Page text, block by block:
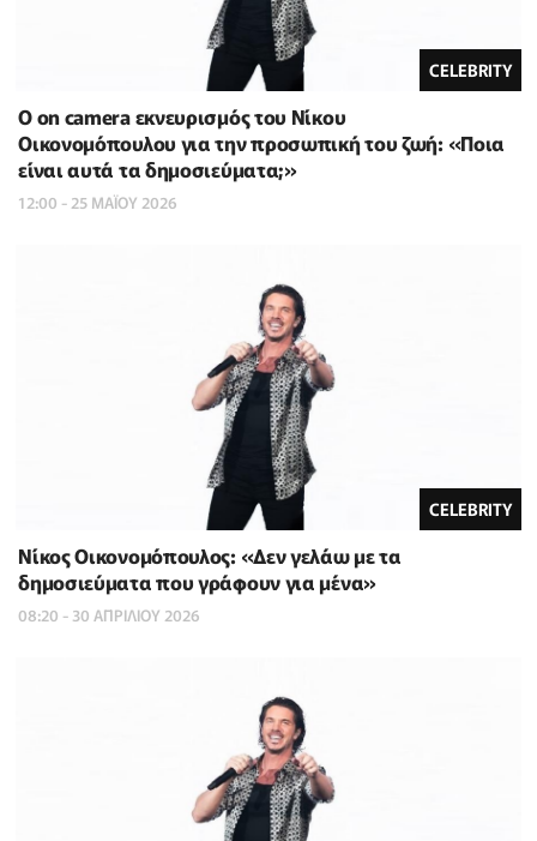
CELEBRITY
Ο on camera εκνευρισμός του Νίκου
Οικονομόπουλου για την προσωπική του ζωή: «Ποια
είναι αυτά τα δημοσιεύματα;»
12:00 - 25 ΜΑΪ́ΟΥ 2026
CELEBRITY
Νίκος Οικονομόπουλος: «Δεν γελάω με τα
δημοσιεύματα που γράφουν για μένα»
08:20 - 30 ΑΠΡΙΛΙΟΥ 2026